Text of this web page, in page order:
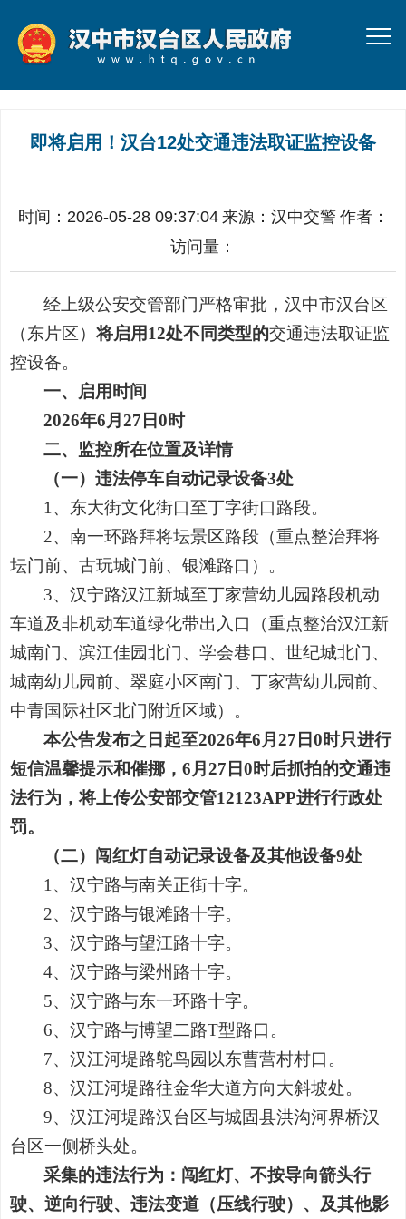
即将启用！汉台12处交通违法取证监控设备
时间：2026-05-28 09:37:04 来源： 汉中交警 作者：
访问量：
经上级公安交管部门严格审批，汉中市汉台区
（东片区）将启用12处不同类型的交通违法取证监
控设备。
一、启用时间
2026年6月27日0时
二、监控所在位置及详情
（一）违法停车自动记录设备3处
1、东大街文化街口至丁字街口路段。
2、南一环路拜将坛景区路段（重点整治拜将
坛门前、古玩城门前、银滩路口）。
3、汉宁路汉江新城至丁家营幼儿园路段机动
车道及非机动车道绿化带出入口（重点整治汉江新
城南门、滨江佳园北门、学会巷口、世纪城北门、
城南幼儿园前、翠庭小区南门、丁家营幼儿园前、
中青国际社区北门附近区域）。
本公告发布之日起至2026年6月27日0时只进行
短信温馨提示和催挪，6月27日0时后抓拍的交通违
法行为，将上传公安部交管12123APP进行行政处
罚。
（二）闯红灯自动记录设备及其他设备9处
1、汉宁路与南关正街十字。
2、汉宁路与银滩路十字。
3、汉宁路与望江路十字。
4、汉宁路与梁州路十字。
5、汉宁路与东一环路十字。
6、汉宁路与博望二路T型路口。
7、汉江河堤路鸵鸟园以东曹营村村口。
8、汉江河堤路往金华大道方向大斜坡处。
9、汉江河堤路汉台区与城固县洪沟河界桥汉
台区一侧桥头处。
采集的违法行为： 闯红灯、不按导向箭头行
驶、逆向行驶、违法变道（压线行驶）、及其他影